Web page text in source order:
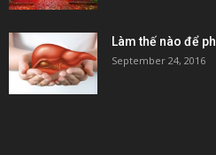
Làm thế nào để
September 24, 2016